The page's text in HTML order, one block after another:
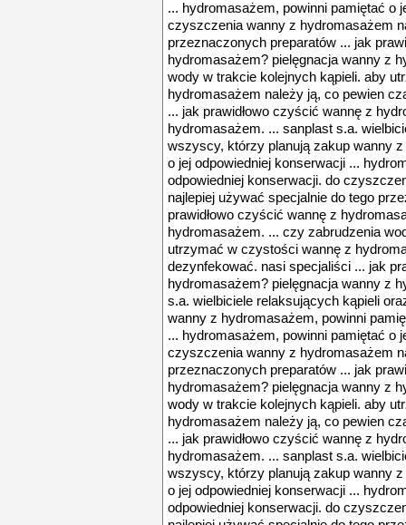
... hydromasażem, powinni pamiętać o
czyszczenia wanny z hydromasażem
przeznaczonych preparatów ... jak
hydromasażem? pielęgnacja wanny z
wody w trakcie kolejnych kąpieli. aby
hydromasażem należy ją, co pewien
... jak prawidłowo czyścić wannę z
hydromasażem. ... sanplast s.a.
wszyscy, którzy planują zakup wanny
o jej odpowiedniej konserwacji ...
odpowiedniej konserwacji. do
najlepiej używać specjalnie do tego
prawidłowo czyścić wannę z
hydromasażem. ... czy zabrudzenia
utrzymać w czystości wannę z
dezynfekować. nasi specjaliści ... jak
hydromasażem? pielęgnacja wanny z
s.a. wielbiciele relaksujących kąpieli
wanny z hydromasażem, powinni
... hydromasażem, powinni pamiętać o
czyszczenia wanny z hydromasażem
przeznaczonych preparatów ... jak
hydromasażem? pielęgnacja wanny z
wody w trakcie kolejnych kąpieli. aby
hydromasażem należy ją, co pewien
... jak prawidłowo czyścić wannę z
hydromasażem. ... sanplast s.a.
wszyscy, którzy planują zakup wanny
o jej odpowiedniej konserwacji ...
odpowiedniej konserwacji. do